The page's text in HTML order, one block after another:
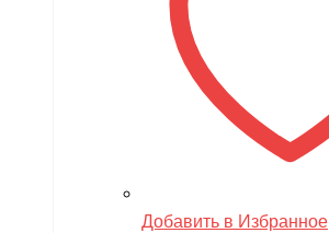
Добавить в Избранное